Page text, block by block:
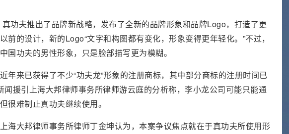
功夫推出了品牌新战略，发布了全新的品牌形象和品牌Logo，打造了更
前的设计，新的Logo“文字和构图都有变化，形象变得更年轻化。”不过，
国功夫的男性形象，只是脸部描写更为模糊。
年来已获得了不少“功夫龙”形象的注册商标，其中部分商标的注册时间已
闻援引上海大邦律师事务所律师游云庭的分析称，李小龙公司可能只能通
很难制止真功夫继续使用。
海大邦律师事务所律师丁金坤认为，本案争议焦点就在于真功夫所使用形